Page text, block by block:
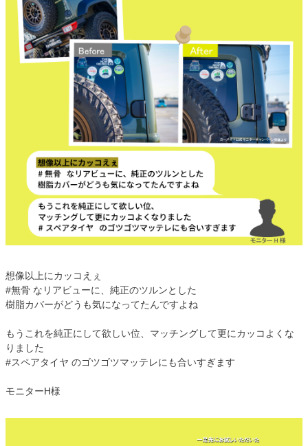
想像以上にカッコえぇ
#無骨 なリアビューに、純正のツルンとした
樹脂カバーがどうも気になってたんですよね
もうこれを純正にして欲しい位、マッチングして更にカッコよくな
りました
#スペアタイヤ のゴツゴツマッテレにも合いすぎます
モニターH様